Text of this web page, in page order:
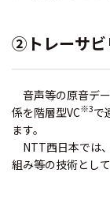
②トレーサビ
音声等の原音デ
係を階層型VC※3で
ます。
NTT西日本では
組み等の技術とし